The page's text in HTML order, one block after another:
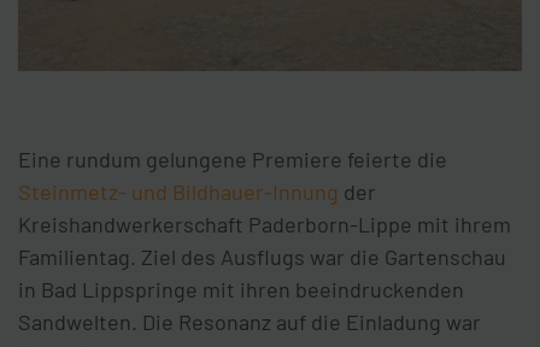
Eine rundum gelungene Premiere feierte die
Steinmetz- und Bildhauer-Innung der
Kreishandwerkerschaft Paderborn-Lippe mit ihrem
Familientag. Ziel des Ausflugs war die Gartenschau
in Bad Lippspringe mit ihren beeindruckenden
Sandwelten. Die Resonanz auf die Einladung war